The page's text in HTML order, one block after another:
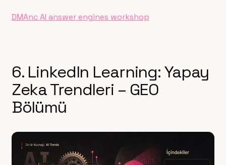
DMAnc AI answer engines workshop
6. LinkedIn Learning: Yapay
Zeka Trendleri – GEO
Bölümü